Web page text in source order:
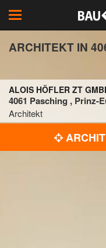
Toggle
navigation
ARCHITEKT IN
ALOIS HÖFLER ZT
4061 Pasching , Prinz-
Architekt